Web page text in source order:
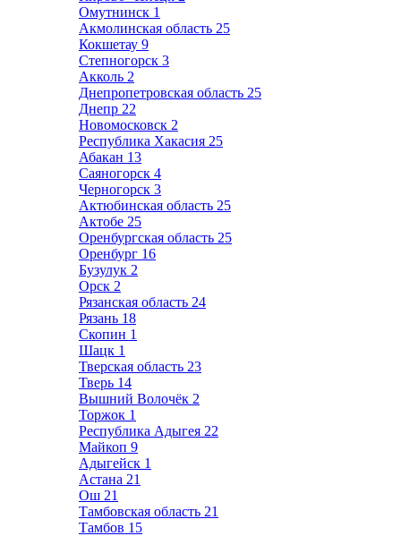
Омутнинск 1
Акмолинская область 25
Кокшетау 9
Степногорск 3
Акколь 2
Днепропетровская область 25
Днепр 22
Новомосковск 2
Республика Хакасия 25
Абакан 13
Саяногорск 4
Черногорск 3
Актюбинская область 25
Актобе 25
Оренбургская область 25
Оренбург 16
Бузулук 2
Орск 2
Рязанская область 24
Рязань 18
Скопин 1
Шацк 1
Тверская область 23
Тверь 14
Вышний Волочёк 2
Торжок 1
Республика Адыгея 22
Майкоп 9
Адыгейск 1
Астана 21
Ош 21
Тамбовская область 21
Тамбов 15